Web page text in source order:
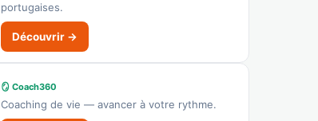
portugaises.
Découvrir →
🪞 Coach360
Coaching de vie — avancer à votre rythme.